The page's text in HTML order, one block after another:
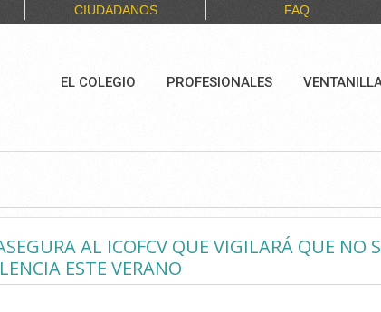
CIUDADANOS FAQ
EL COLEGIO PROFESIONALES
AL ICOFCV QUE VIGILARÁ QUE NO
ESTE VERANO